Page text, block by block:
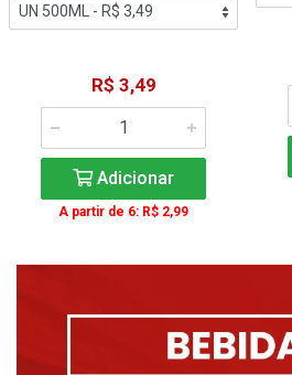
R$ 3,49
Adicionar
A partir de 6: R$ 2,99